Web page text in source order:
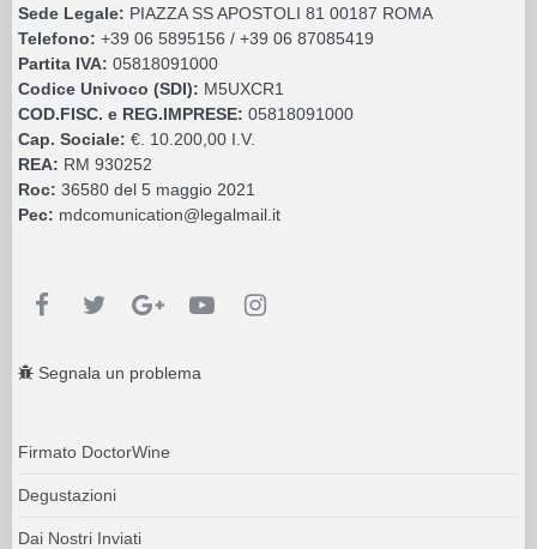
Sede Legale: PIAZZA SS APOSTOLI 81 00187 ROMA
Telefono: +39 06 5895156 / +39 06 87085419
Partita IVA: 05818091000
Codice Univoco (SDI): M5UXCR1
COD.FISC. e REG.IMPRESE: 05818091000
Cap. Sociale: €. 10.200,00 I.V.
REA: RM 930252
Roc: 36580 del 5 maggio 2021
Pec: mdcomunication@legalmail.it
Segnala un problema
Firmato DoctorWine
Degustazioni
Dai Nostri Inviati